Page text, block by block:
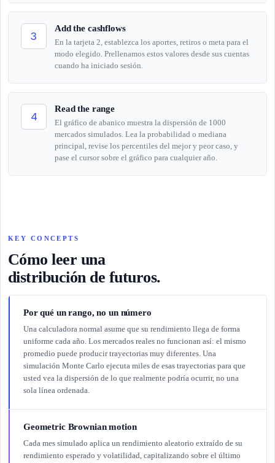
3
Add the cashflows
En la tarjeta 2, establezca los aportes, retiros o meta para el
modo elegido. Prellenamos estos valores desde sus cuentas
cuando ha iniciado sesión.
4
Read the range
El gráfico de abanico muestra la dispersión de 1000
mercados simulados. Lea la probabilidad o mediana
principal, revise los percentiles del mejor y peor caso, y
pase el cursor sobre el gráfico para cualquier año.
KEY CONCEPTS
Cómo leer una
distribución de futuros.
Por qué un rango, no un número
Una calculadora normal asume que su rendimiento llega de forma
uniforme cada año. Los mercados reales no funcionan así: el mismo
promedio puede producir trayectorias muy diferentes. Una
simulación Monte Carlo ejecuta miles de esas trayectorias para que
usted vea la dispersión de lo que realmente podría ocurrir, no una
sola línea ordenada.
Geometric Brownian motion
Cada mes simulado aplica un rendimiento aleatorio extraído de su
rendimiento esperado y volatilidad, capitalizando sobre el último